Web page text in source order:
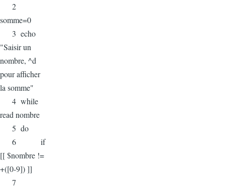
2
somme=0
3 echo
"Saisir un
nombre, ^d
pour afficher
la somme"
4 while
read nombre
5 do
6 if
[[ $nombre !=
+([0-9]) ]]
7